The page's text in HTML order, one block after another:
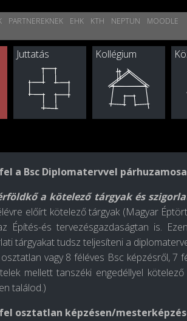
PARTNEREKNEK EHK KTH NEPTUN MOODLE
Juttatás Kollégium
a Bsc Diplomatervvel
a kötelező tárgyak és
előírt kötelező tárgyak (Magyar
Építés-és tervezésgazdaságtan is.
tárgyakat tudsz teljesíteni a
vagy 8 féléves Bsc képzésről, 7
mellett tanszéki engedéllyel
találod.)
osztatlan képzésen/